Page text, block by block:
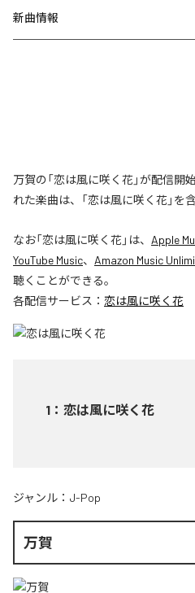
新曲情報
万賀の「恋は風に咲く花」が配信
れた楽曲は、「恋は風に咲く花」を
なお「恋は風に咲く花」は、 Apple
YouTube Music、 Amazon Music
聴くことができる。
各配信サービス： 恋は風に咲く花
1 ： 恋は風に咲く花
ジャンル： J-Pop
万賀